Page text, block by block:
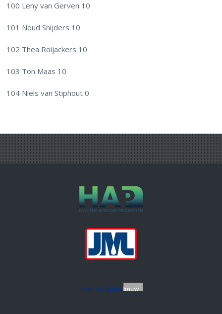
100 Leny van Gerven 10
101 Noud Snijders 10
102 Thea Roijackers 10
103 Ton Maas 10
104 Niels van Stiphout 0